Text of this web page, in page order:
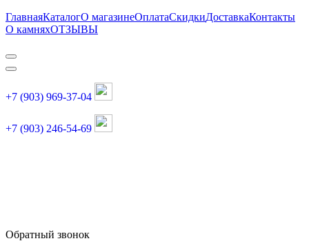
ГлавнаяКаталогО магазинеОплатаСкидкиДоставкаКонтакты
О камняхОТЗЫВЫ
+7 (903) 969-37-04
+7 (903) 246-54-69
Обратный звонок